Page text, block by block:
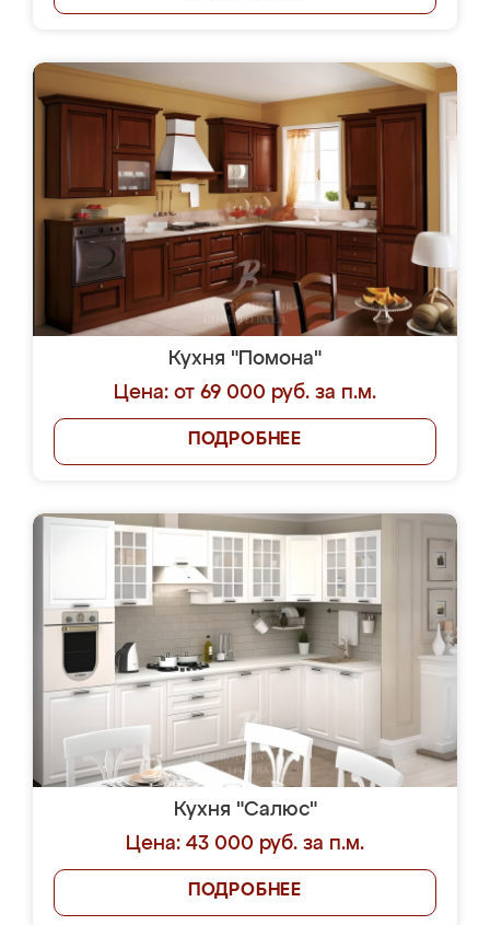
Кухня "Помона"
Цена: от 69 000 руб. за п.м.
ПОДРОБНЕЕ
Кухня "Салюс"
Цена: 43 000 руб. за п.м.
ПОДРОБНЕЕ